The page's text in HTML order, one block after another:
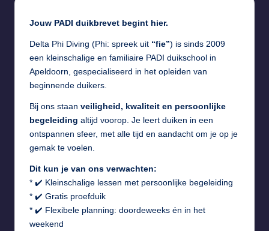
Jouw PADI duikbrevet begint hier.
Delta Phi Diving (Phi: spreek uit “fie”) is sinds 2009
een kleinschalige en familiaire PADI duikschool in
Apeldoorn, gespecialiseerd in het opleiden van
beginnende duikers.
Bij ons staan veiligheid, kwaliteit en persoonlijke
begeleiding altijd voorop. Je leert duiken in een
ontspannen sfeer, met alle tijd en aandacht om je op je
gemak te voelen.
Dit kun je van ons verwachten:
* ✔️ Kleinschalige lessen met persoonlijke begeleiding
* ✔️ Gratis proefduik
* ✔️ Flexibele planning: doordeweeks én in het
weekend